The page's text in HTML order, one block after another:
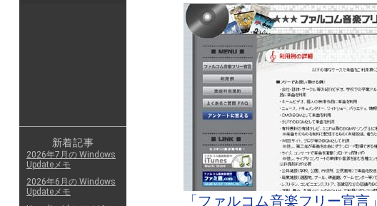
「ファルコム音楽フリー宣
新着記事
2026年7月の Windows
Updateメモ
2026年6月の Windows
Updateメモ